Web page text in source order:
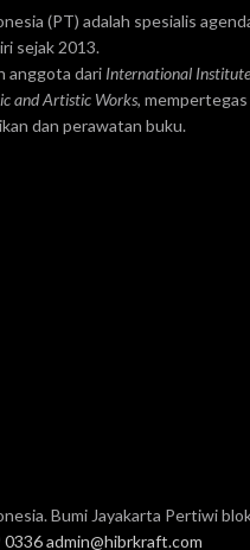
(PT) adalah spesialis
sejak 2013.
anggota dari International
and Artistic Works,
dan perawatan buku.
Bumi Jayakarta Pertiwi
0336admin@hibrkraft.com